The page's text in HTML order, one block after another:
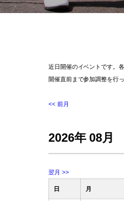
近日開催のイベントです。
開催直前まで参加調整を行
<< 前月
2026年 08月
翌月 >>
日 月